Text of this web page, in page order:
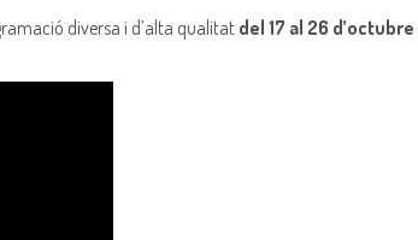
diversa i d’alta qualitat del 17 al 26 d’octubre